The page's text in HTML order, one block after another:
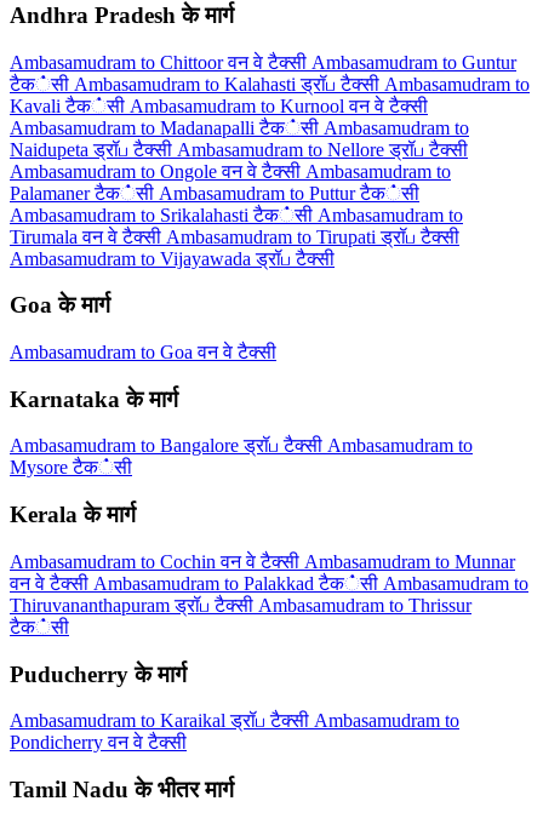
Andhra Pradesh के मार्ग
Ambasamudram to Chittoor वन वे टैक्सी Ambasamudram to Guntur
टैक்सी Ambasamudram to Kalahasti ड्रॉப टैक्सी Ambasamudram to
Kavali टैक்सी Ambasamudram to Kurnool वन वे टैक्सी
Ambasamudram to Madanapalli टैक்सी Ambasamudram to
Naidupeta ड्रॉப टैक्सी Ambasamudram to Nellore ड्रॉப टैक्सी
Ambasamudram to Ongole वन वे टैक्सी Ambasamudram to
Palamaner टैक்सी Ambasamudram to Puttur टैक்सी
Ambasamudram to Srikalahasti टैक்सी Ambasamudram to
Tirumala वन वे टैक्सी Ambasamudram to Tirupati ड्रॉப टैक्सी
Ambasamudram to Vijayawada ड्रॉப टैक्सी
Goa के मार्ग
Ambasamudram to Goa वन वे टैक्सी
Karnataka के मार्ग
Ambasamudram to Bangalore ड्रॉப टैक्सी Ambasamudram to
Mysore टैक்सी
Kerala के मार्ग
Ambasamudram to Cochin वन वे टैक्सी Ambasamudram to Munnar
वन वे टैक्सी Ambasamudram to Palakkad टैक்सी Ambasamudram to
Thiruvananthapuram ड्रॉப टैक्सी Ambasamudram to Thrissur
टैक்सी
Puducherry के मार्ग
Ambasamudram to Karaikal ड्रॉப टैक्सी Ambasamudram to
Pondicherry वन वे टैक्सी
Tamil Nadu के भीतर मार्ग